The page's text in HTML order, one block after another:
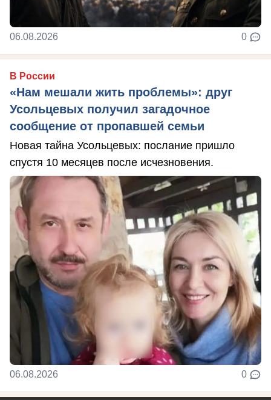
06.08.2026 0
В России
«Нам мешали жить проблемы»: друг
Усольцевых получил загадочное
сообщение от пропавшей семьи
Новая тайна Усольцевых: послание пришло
спустя 10 месяцев после исчезновения.
06.08.2026 0